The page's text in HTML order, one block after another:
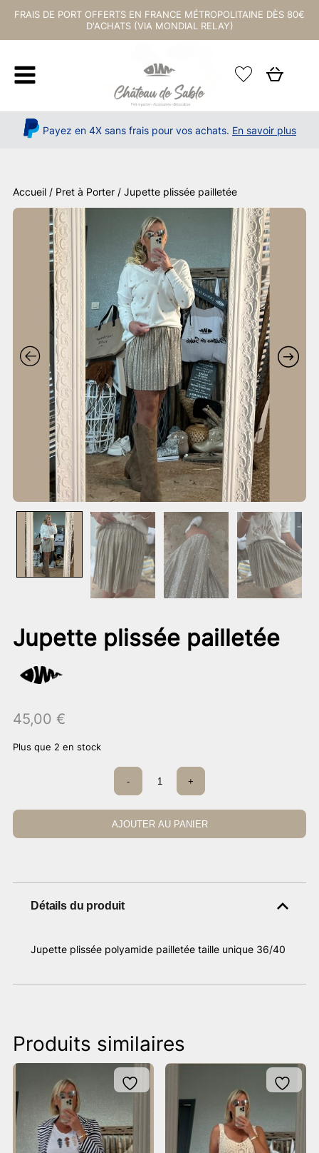
FRAIS DE PORT OFFERTS EN FRANCE MÉTROPOLITAINE DÈS 80€
D'ACHATS (VIA MONDIAL RELAY)
Payez en 4X sans frais pour vos achats. En savoir plus
Accueil / Pret à Porter / Jupette plissée pailletée
Jupette plissée pailletée
45,00 €
Plus que 2 en stock
quantité
Jupette
plissée
pailletée
- +
AJOUTER AU PANIER
Détails du produit
Jupette plissée polyamide pailletée taille unique 36/40
Produits similaires